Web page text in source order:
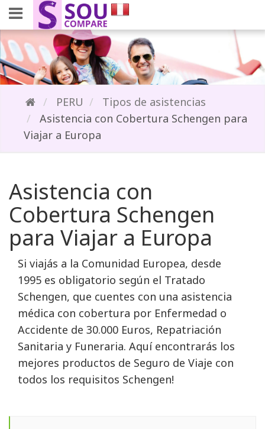
PERU
Tipos de asistencias
Asistencia con Cobertura Schengen para
Viajar a Europa
Asistencia con
Cobertura Schengen
para Viajar a Europa
Si viajás a la Comunidad Europea, desde
1995 es obligatorio según el Tratado
Schengen, que cuentes con una asistencia
médica con cobertura por Enfermedad o
Accidente de 30.000 Euros, Repatriación
Sanitaria y Funeraria. Aquí encontrarás los
mejores productos de Seguro de Viaje con
todos los requisitos Schengen!